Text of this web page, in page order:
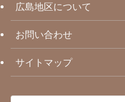
広島地区について
お問い合わせ
サイトマップ